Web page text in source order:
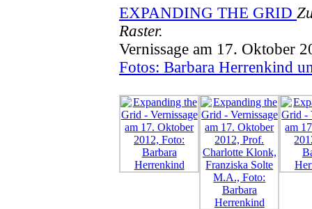
EXPANDING THE GRID
Raster.
Vernissage am 17. Oktober
Fotos: Barbara Herrenkind